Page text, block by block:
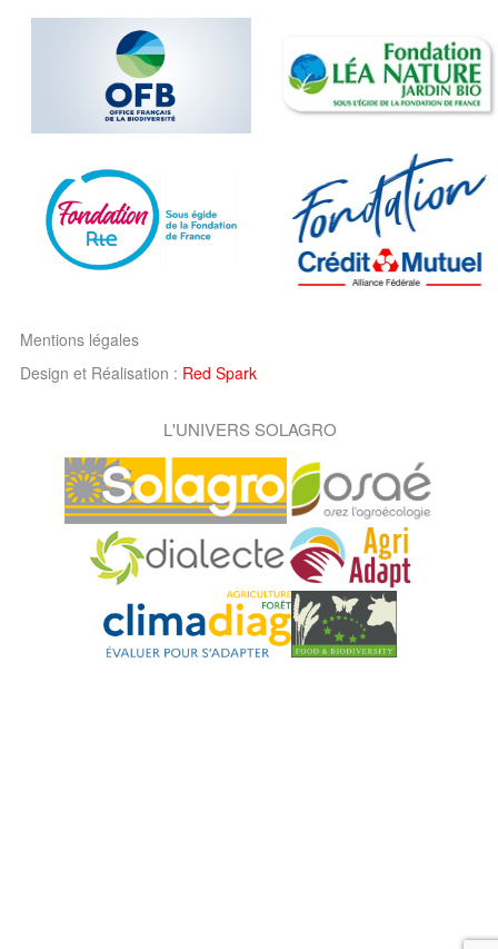
Mentions légales
Design et Réalisation : Red Spark
L'UNIVERS SOLAGRO